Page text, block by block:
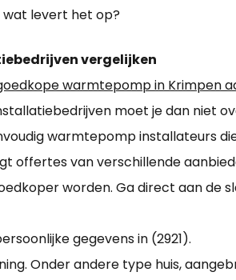
wat levert het op?
vergelijken
warmtepomp in Krimpen
moet je dan niet
warmtepomp installateurs
offertes van verschillende
worden. Ga direct aan de
gegevens in (2921).
Onder andere type huis,